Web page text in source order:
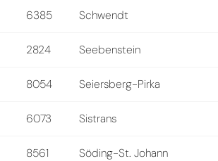
6385 Schwendt
2824 Seebenstein
8054 Seiersberg-Pirka
6073 Sistrans
8561 Söding-St. Johann